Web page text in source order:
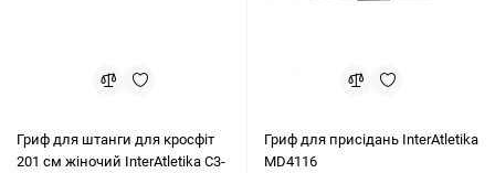
Гриф для штанги для кросфіт
201 см жіночий InterAtletika C3-
Гриф для присідань InterAtletika
MD4116